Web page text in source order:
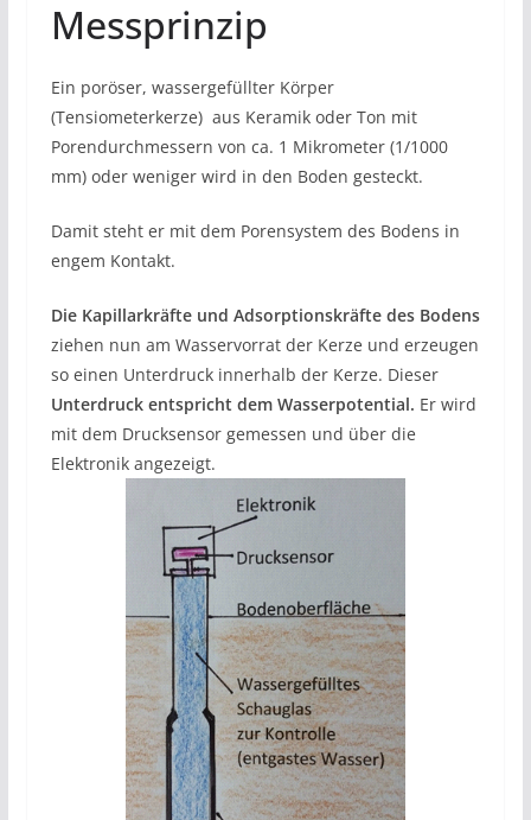
Messprinzip
Ein poröser, wassergefüllter Körper
(Tensiometerkerze) aus Keramik oder Ton mit
Porendurchmessern von ca. 1 Mikrometer (1/1000
mm) oder weniger wird in den Boden gesteckt.
Damit steht er mit dem Porensystem des Bodens in
engem Kontakt.
Die Kapillarkräfte und Adsorptionskräfte des Bodens
ziehen nun am Wasservorrat der Kerze und erzeugen
so einen Unterdruck innerhalb der Kerze. Dieser
Unterdruck entspricht dem Wasserpotential. Er wird
mit dem Drucksensor gemessen und über die
Elektronik angezeigt.